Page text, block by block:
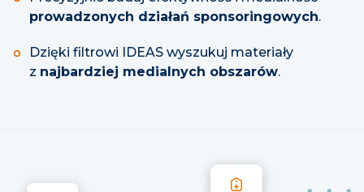
prowadzonych działań sponsoringowych.
Dzięki filtrowi IDEAS wyszukuj materiały
z najbardziej medialnych obszarów.